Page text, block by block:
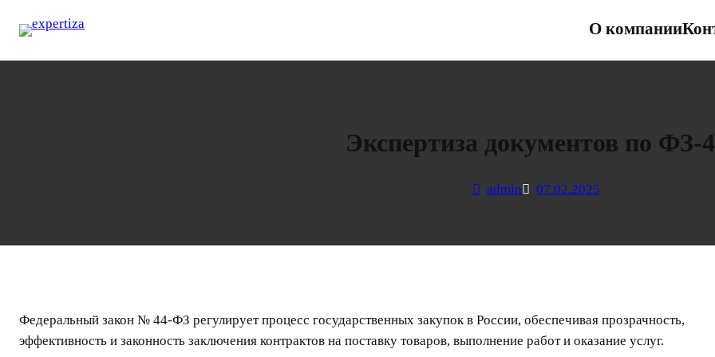
О компании
Экспертиза документов по ФЗ-
admin 07.02.2025
Федеральный закон № 44-ФЗ регулирует процесс государственных закупок в России, обеспечивая прозрачность,
эффективность и законность заключения контрактов на поставку товаров, выполнение работ и оказание услуг.